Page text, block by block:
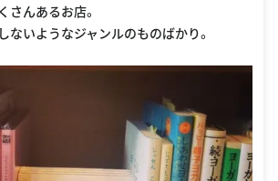
さんあるお店。
ないようなジャンルのものばかり。